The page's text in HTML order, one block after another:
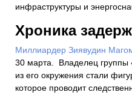
инфраструктуры и
Хроника
Миллиардер Зиявудин
30 марта. Владелец группы
из его окружения стали
которое проводит